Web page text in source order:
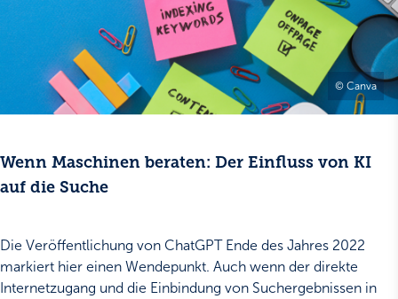
© Canva
Wenn Maschinen beraten: Der Einfluss von KI
auf die Suche
Die Veröffentlichung von ChatGPT Ende des Jahres 2022
markiert hier einen Wendepunkt. Auch wenn der direkte
Internetzugang und die Einbindung von Suchergebnissen in